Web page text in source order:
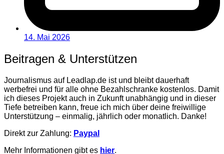
14. Mai 2026
Beitragen & Unterstützen
Journalismus auf Leadlap.de ist und bleibt dauerhaft
werbefrei und für alle ohne Bezahlschranke kostenlos. Damit
ich dieses Projekt auch in Zukunft unabhängig und in dieser
Tiefe betreiben kann, freue ich mich über deine freiwillige
Unterstützung – einmalig, jährlich oder monatlich. Danke!
Direkt zur Zahlung: Paypal
Mehr Informationen gibt es hier.